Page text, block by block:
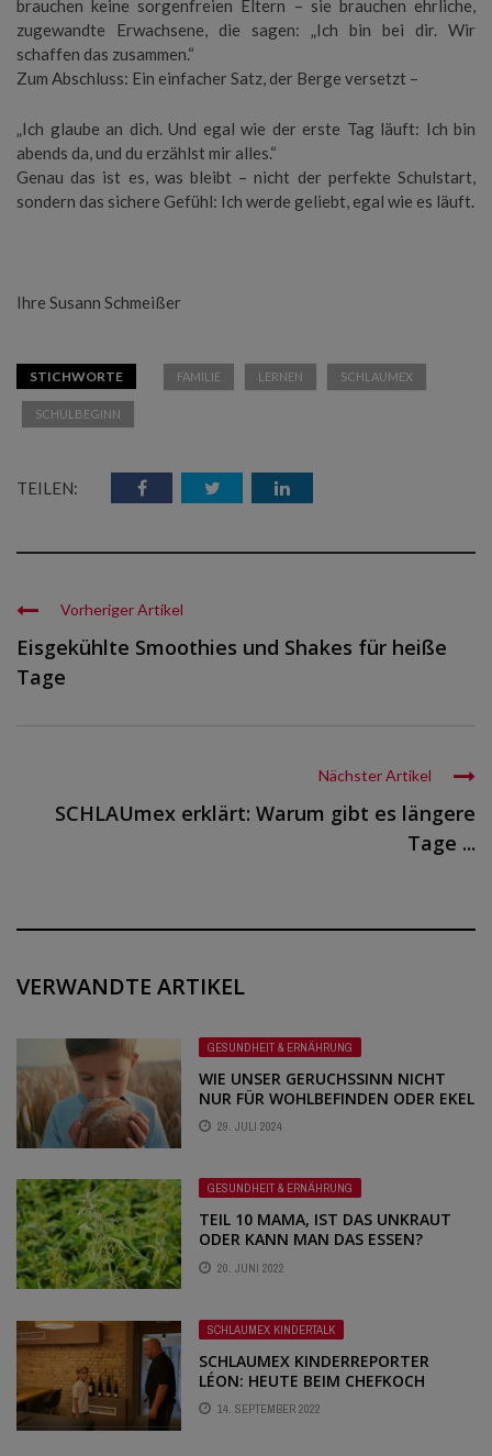
brauchen keine sorgenfreien Eltern – sie brauchen ehrliche,
zugewandte Erwachsene, die sagen: „Ich bin bei dir. Wir
schaffen das zusammen.“
Zum Abschluss: Ein einfacher Satz, der Berge versetzt –
„Ich glaube an dich. Und egal wie der erste Tag läuft: Ich bin
abends da, und du erzählst mir alles.“
Genau das ist es, was bleibt – nicht der perfekte Schulstart,
sondern das sichere Gefühl: Ich werde geliebt, egal wie es läuft.
Ihre Susann Schmeißer
STICHWORTE FAMILIE LERNEN SCHLAUMEX
SCHULBEGINN
TEILEN:
Vorheriger Artikel
Eisgekühlte Smoothies und Shakes für heiße
Tage
Nächster Artikel
SCHLAUmex erklärt: Warum gibt es längere
Tage ...
VERWANDTE ARTIKEL
GESUNDHEIT & ERNÄHRUNG
WIE UNSER GERUCHSSINN NICHT
NUR FÜR WOHLBEFINDEN ODER EKEL
SORGT, SONDERN AUCH UNSER
ESSVERHALTEN BEEINFLUSST
29. JULI 2024
GESUNDHEIT & ERNÄHRUNG
TEIL 10 MAMA, IST DAS UNKRAUT
ODER KANN MAN DAS ESSEN?
20. JUNI 2022
SCHLAUMEX KINDERTALK
SCHLAUMEX KINDERREPORTER
LÉON: HEUTE BEIM CHEFKOCH
14. SEPTEMBER 2022